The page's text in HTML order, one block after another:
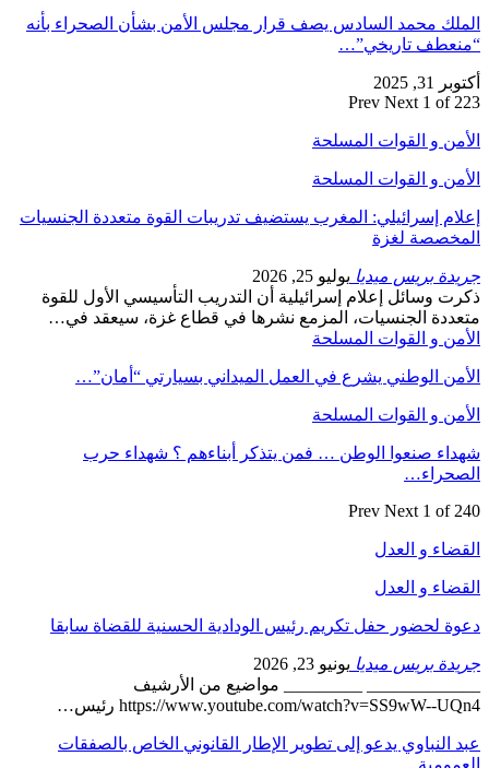
الملك محمد السادس يصف قرار مجلس الأمن بشأن الصحراء بأنه
“منعطف تاريخي”…
أكتوبر 31, 2025
Prev Next 1 of 223
الأمن و القوات المسلحة
الأمن و القوات المسلحة
إعلام إسرائيلي: المغرب يستضيف تدريبات القوة متعددة الجنسيات
المخصصة لغزة
جريدة بريس ميديا يوليو 25, 2026
ذكرت وسائل إعلام إسرائيلية أن التدريب التأسيسي الأول للقوة
متعددة الجنسيات، المزمع نشرها في قطاع غزة، سيعقد في…
الأمن و القوات المسلحة
الأمن الوطني يشرع في العمل الميداني بسيارتي “أمان”…
الأمن و القوات المسلحة
شهداء صنعوا الوطن … فمن يتذكر أبناءهم ؟ شهداء حرب
الصحراء…
Prev Next 1 of 240
القضاء و العدل
القضاء و العدل
دعوة لحضور حفل تكريم رئيس الودادية الحسنية للقضاة سابقا
جريدة بريس ميديا يونيو 23, 2026
_____________ _________ مواضيع من الأرشيف
https://www.youtube.com/watch?v=SS9wW--UQn4 رئيس…
عبد النباوي يدعو إلى تطوير الإطار القانوني الخاص بالصفقات
العمومية…